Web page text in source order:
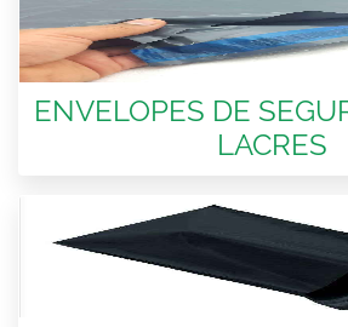
ENVELOPES DE
LACRES